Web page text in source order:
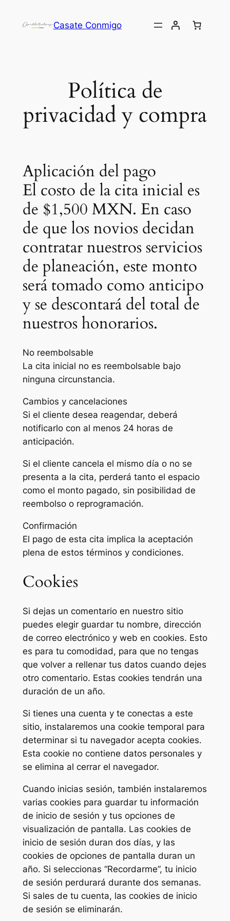
Casate Conmigo
Política de
privacidad y compra
Aplicación del pago
El costo de la cita inicial es
de $1,500 MXN. En caso
de que los novios decidan
contratar nuestros servicios
de planeación, este monto
será tomado como anticipo
y se descontará del total de
nuestros honorarios.
No reembolsable
La cita inicial no es reembolsable bajo
ninguna circunstancia.
Cambios y cancelaciones
Si el cliente desea reagendar, deberá
notificarlo con al menos 24 horas de
anticipación.
Si el cliente cancela el mismo día o no se
presenta a la cita, perderá tanto el espacio
como el monto pagado, sin posibilidad de
reembolso o reprogramación.
Confirmación
El pago de esta cita implica la aceptación
plena de estos términos y condiciones.
Cookies
Si dejas un comentario en nuestro sitio
puedes elegir guardar tu nombre, dirección
de correo electrónico y web en cookies. Esto
es para tu comodidad, para que no tengas
que volver a rellenar tus datos cuando dejes
otro comentario. Estas cookies tendrán una
duración de un año.
Si tienes una cuenta y te conectas a este
sitio, instalaremos una cookie temporal para
determinar si tu navegador acepta cookies.
Esta cookie no contiene datos personales y
se elimina al cerrar el navegador.
Cuando inicias sesión, también instalaremos
varias cookies para guardar tu información
de inicio de sesión y tus opciones de
visualización de pantalla. Las cookies de
inicio de sesión duran dos días, y las
cookies de opciones de pantalla duran un
año. Si seleccionas “Recordarme”, tu inicio
de sesión perdurará durante dos semanas.
Si sales de tu cuenta, las cookies de inicio
de sesión se eliminarán.